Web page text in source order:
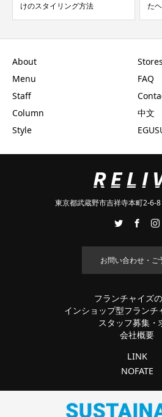
けのスタイリング方法
た
About
Menu
Staff
Column
Style
Stores
FAQ
中文
東京都武蔵野市吉祥寺本町2-6-
お問い合わせ・ご
フランチャイズ
インショップ型フランチ
スタッフ募集・
会社概要
LINK
NOFATE